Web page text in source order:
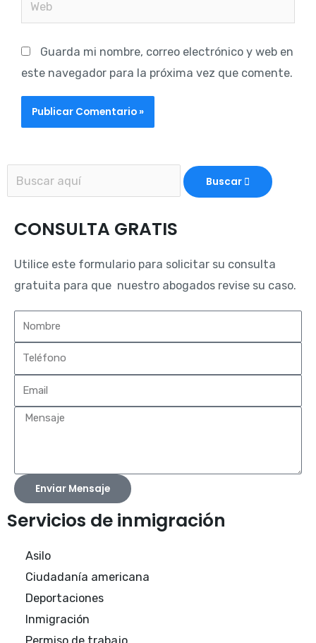
Guarda mi nombre, correo electrónico y web en
este navegador para la próxima vez que comente.
Buscar
CONSULTA GRATIS
Utilice este formulario para solicitar su consulta
gratuita para que nuestro abogados revise su caso.
Enviar Mensaje
Servicios de inmigración
Asilo
Ciudadanía americana
Deportaciones
Inmigración